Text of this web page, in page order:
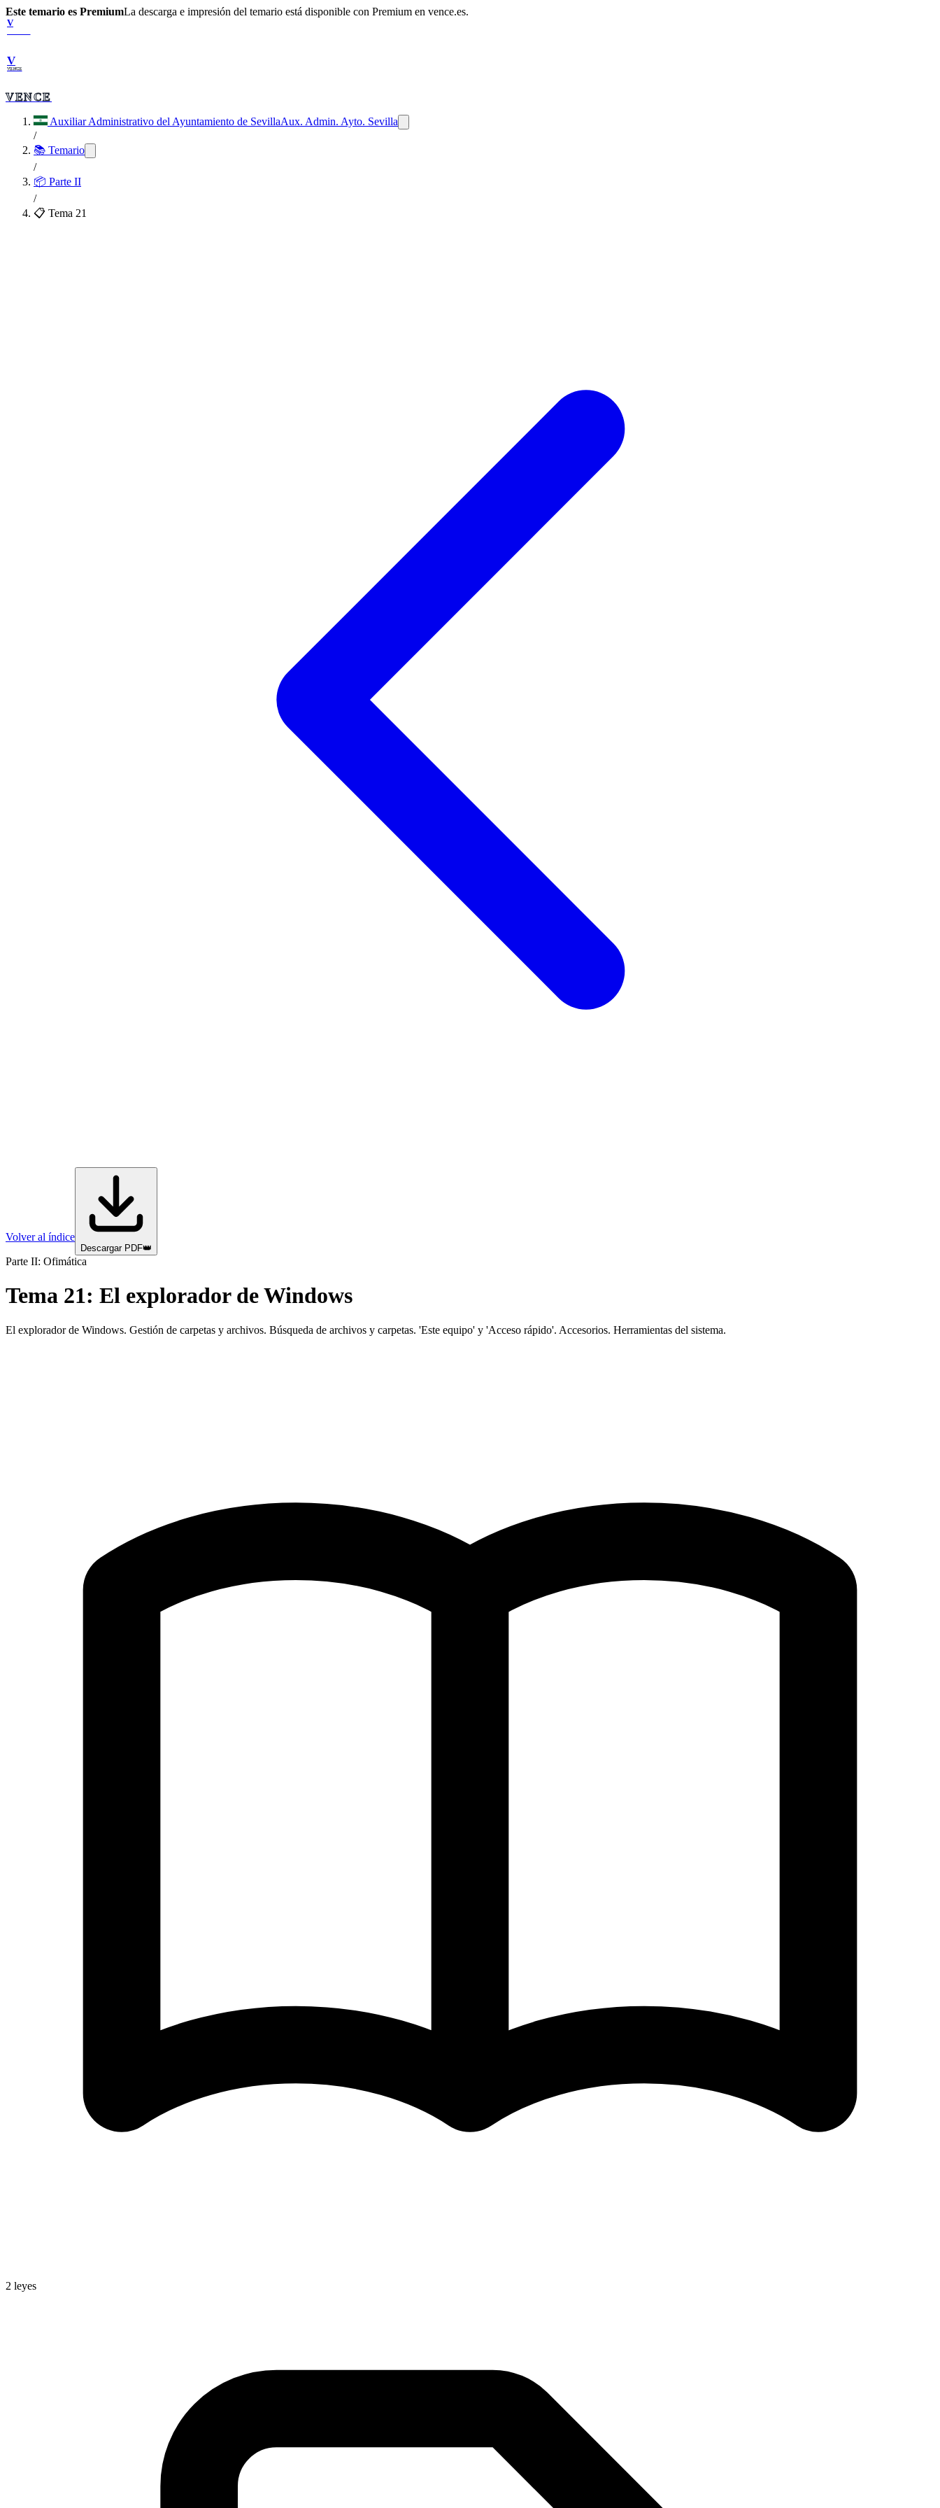
Este temario es PremiumLa descarga e impresión del temario está disponible con Premium en vence.es.
V
V
VENCE
VENCE
Auxiliar Administrativo del Ayuntamiento de SevillaAux. Admin. Ayto. Sevilla
/
📚 Temario
/
📦 Parte II
/
📋 Tema 21
Volver al índice
Descargar PDF👑
Parte II: Ofimática
Tema 21: El explorador de Windows
El explorador de Windows. Gestión de carpetas y archivos. Búsqueda de archivos y carpetas. 'Este equipo' y 'Acceso rápido'. Accesorios. Herramientas del sistema.
2 leyes